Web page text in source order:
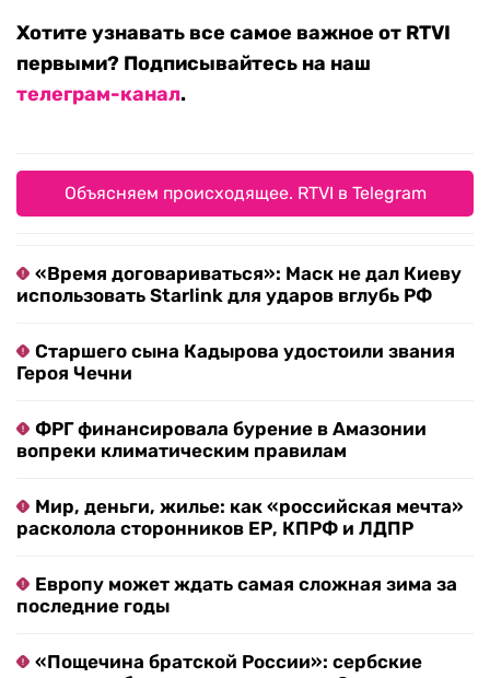
Хотите узнавать все самое важное от RTVI
первыми? Подписывайтесь на наш
телеграм-канал.
Объясняем происходящее. RTVI в Telegram
«Время договариваться»: Маск не дал Киеву
использовать Starlink для ударов вглубь РФ
Старшего сына Кадырова удостоили звания
Героя Чечни
ФРГ финансировала бурение в Амазонии
вопреки климатическим правилам
Мир, деньги, жилье: как «российская мечта»
расколола сторонников ЕР, КПРФ и ЛДПР
Европу может ждать самая сложная зима за
последние годы
«Пощечина братской России»: сербские